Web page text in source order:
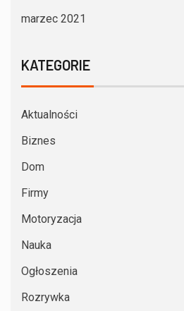
marzec 2021
KATEGORIE
Aktualności
Biznes
Dom
Firmy
Motoryzacja
Nauka
Ogłoszenia
Rozrywka